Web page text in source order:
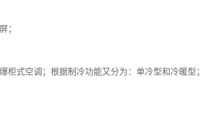
；
式空调；根据制冷功能又分为：单冷型和冷暖型；